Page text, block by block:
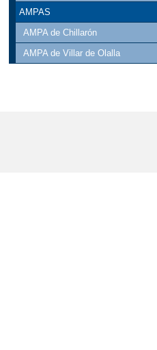
AMPAS
AMPA de Chillarón
AMPA de Villar de Olalla